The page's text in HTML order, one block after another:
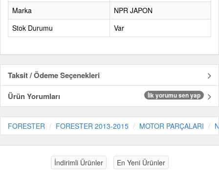
Marka
NPR JAPON
Stok Durumu
Var
Taksit / Ödeme Seçenekleri
Ürün Yorumları
İlk yorumu sen yap
FORESTER FORESTER 2013-2015 MOTOR PARÇALARI
İndirimli Ürünler En Yeni Ürünler